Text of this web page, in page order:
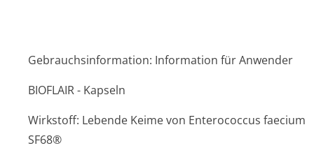
Gebrauchsinformation: Information für Anwender
BIOFLAIR - Kapseln
Wirkstoff: Lebende Keime von Enterococcus faecium
SF68®